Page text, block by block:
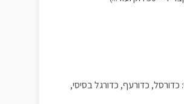
כדורעף, כדורגל בסיסי,